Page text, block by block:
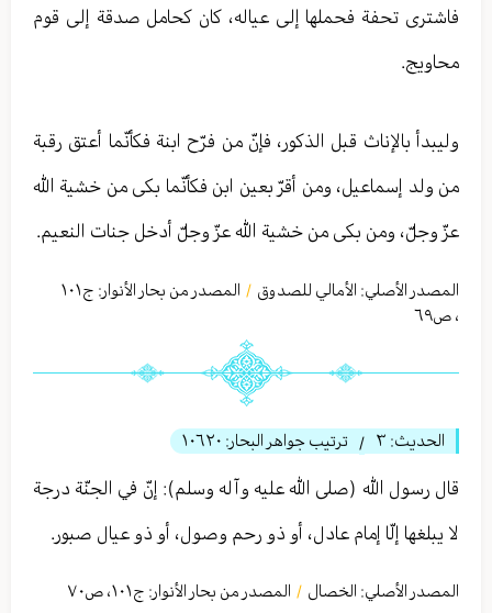
فاشترى تحفة فحملها إلى عياله، كان كحامل صدقة إلى قوم
محاويج.
وليبدأ بالإناث قبل الذكور، فإنّ من فرّح ابنة فكأنّما أعتق رقبة
من ولد إسماعيل، ومن أقرّ بعين ابن فكأنّما بكى من خشية الله
عزّ وجلّ، ومن بكى من خشية الله عزّ وجلّ أدخل جنات النعيم.
المصدر الأصلي: الأمالي للصدوق / المصدر من بحار الأنوار: ج١٠١
، ص٦٩
الحديث: ٣ / ترتيب جواهر البحار: ١٠٦٢٠
قال رسول الله (صلى الله عليه وآله وسلم): إنّ في الجنّة درجة
لا يبلغها إلّا إمام عادل، أو ذو رحم وصول، أو ذو عيال صبور.
المصدر الأصلي: الخصال / المصدر من بحار الأنوار: ج١٠١، ص٧٠